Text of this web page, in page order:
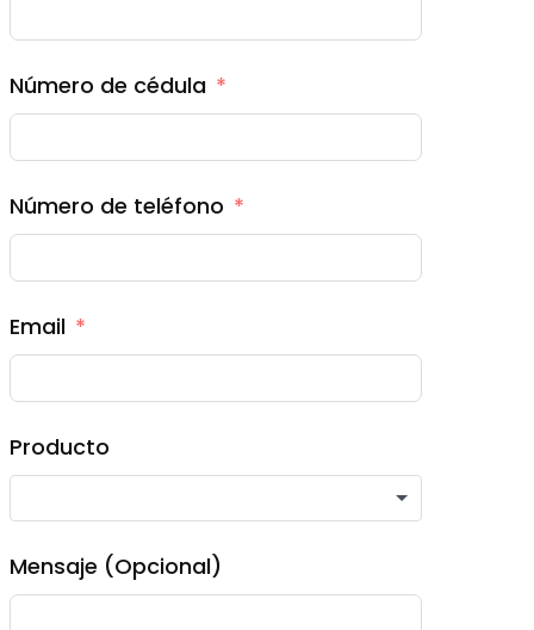
Número de cédula
Número de teléfono
Email
Producto
Mensaje (Opcional)